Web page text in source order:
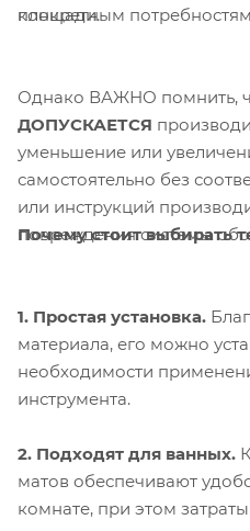
площади.
конкретным
Однако ВАЖНО помнить,
ДОПУСКАЕТСЯ
уменьшение или
самостоятельно без
или инструкций
повреждения системы
Почему стоит выбирать
1. Простая установка.
материала, его можно
необходимости
инструмента.
2. Подходят для ванных.
матов обеспечивают
комнате, при этом